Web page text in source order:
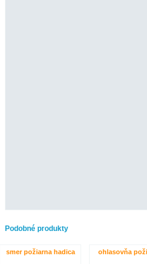
Podobné produkty
smer požiarna hadica ohlasovňa